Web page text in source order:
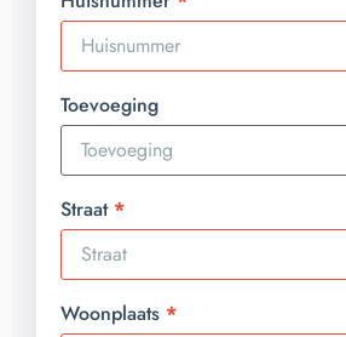
Toevoeging
Straat
Woonplaats